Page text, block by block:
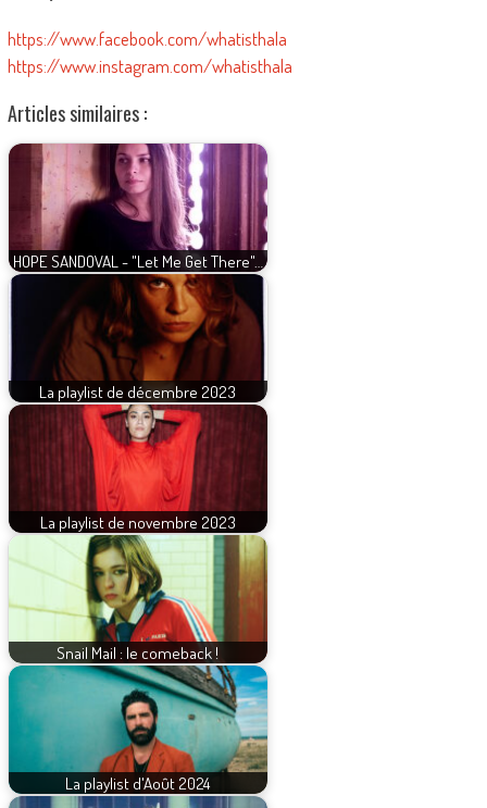
https://www.facebook.com/whatisthala
https://www.instagram.com/whatisthala
Articles similaires :
HOPE SANDOVAL - "Let Me Get There"…
La playlist de décembre 2023
La playlist de novembre 2023
Snail Mail : le comeback !
La playlist d'Août 2024